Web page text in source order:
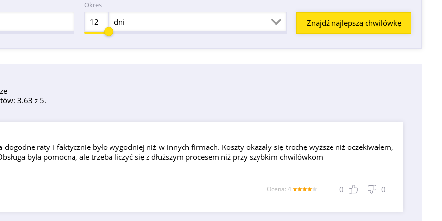
Okres
dni
3.63 z 5.
dogodne raty i faktycznie było wygodniej niż w innych firmach. Koszty okazały się trochę wyższe niż oczekiwałem,
była pomocna, ale trzeba liczyć się z dłuższym procesem niż przy szybkim chwilówkom
Оcena: 4 0 0